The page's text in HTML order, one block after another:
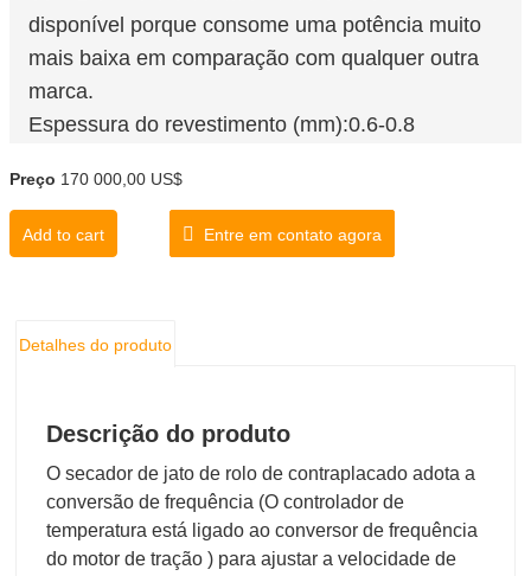
disponível porque consome uma potência muito
mais baixa em comparação com qualquer outra
marca.
Espessura do revestimento (mm):0.6-0.8
Capacidade de secagem (m³/h): 3-4,8
Preço 170 000,00 US$
Add to cart Entre em contato agora
Detalhes do produto
Descrição do produto
O secador de jato de rolo de contraplacado adota a
conversão de frequência (O controlador de
temperatura está ligado ao conversor de frequência
do motor de tração ) para ajustar a velocidade de